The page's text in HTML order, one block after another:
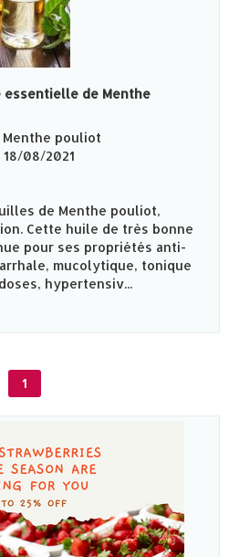
essentielle de Menthe
pouliot
18/08/2021
de Menthe pouliot,
Cette huile de très bonne
pour ses propriétés anti-
mucolytique, tonique
hypertensiv...
1